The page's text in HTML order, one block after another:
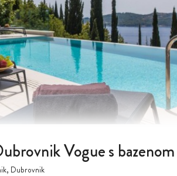
Vogue s bazenom
Dubrovnik